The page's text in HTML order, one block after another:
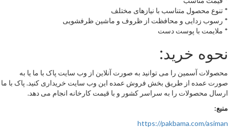
* تنوع محصول متناسب با نیازهای مختلف
* رسوب زدایی و محافظت از ظروف و ماشین ظرفشویی
* ملایمت با پوست دست
نحوه خرید:
محصولات آسمین را می توانید به صورت آنلاین از وب سایت پاک با ما یا به
صورت عمده از طریق بخش فروش عمده این وب سایت خریداری کنید. پاک با ما
ارسال محصولات را به سراسر کشور و با قیمت کارخانه انجام می دهد.
منبع:
https://pakbama.com/asiman